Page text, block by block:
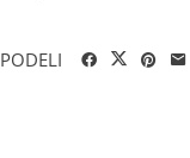
PODELI